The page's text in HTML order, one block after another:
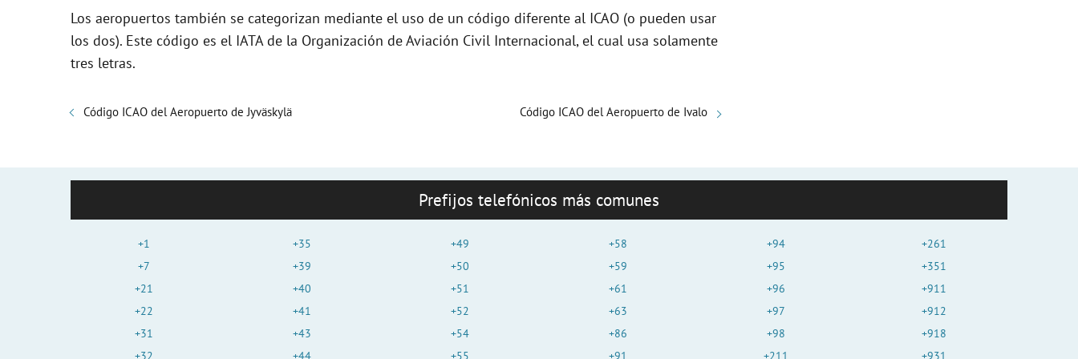
e
Los aeropuertos también se categorizan mediante el uso de un código diferente al ICAO (o pueden usar
los dos). Este código es el IATA de la Organización de Aviación Civil Internacional, el cual usa solamente
tres letras.
Código ICAO del Aeropuerto de Jyväskylä Código ICAO del Aeropuerto de Ivalo
Prefijos telefónicos más comunes
+1
+7
+21
+22
+31
+32
+35
+39
+40
+41
+43
+44
+49
+50
+51
+52
+54
+55
+58
+59
+61
+63
+86
+91
+94
+95
+96
+97
+98
+211
+261
+351
+911
+912
+918
+931